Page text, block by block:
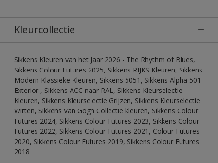
Kleurcollectie
Sikkens Kleuren van het Jaar 2026 - The Rhythm of Blues,
Sikkens Colour Futures 2025, Sikkens RIJKS Kleuren, Sikkens
Modern Klassieke Kleuren, Sikkens 5051, Sikkens Alpha 501
Exterior , Sikkens ACC naar RAL, Sikkens Kleurselectie
Kleuren, Sikkens Kleurselectie Grijzen, Sikkens Kleurselectie
Witten, Sikkens Van Gogh Collectie kleuren, Sikkens Colour
Futures 2024, Sikkens Colour Futures 2023, Sikkens Colour
Futures 2022, Sikkens Colour Futures 2021, Colour Futures
2020, Sikkens Colour Futures 2019, Sikkens Colour Futures
2018